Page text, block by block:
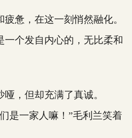
惫，在这一刻悄然融化。
个发自内心的，无比柔和
，但却充满了真诚。
一家人嘛！”毛利兰笑着